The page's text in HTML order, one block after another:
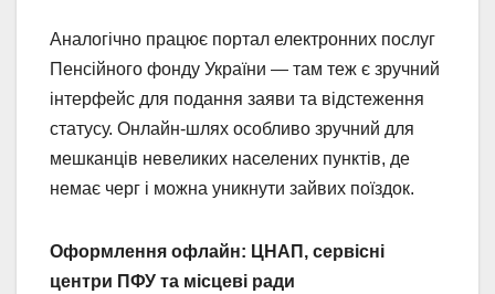
Аналогічно працює портал електронних послуг
Пенсійного фонду України — там теж є зручний
інтерфейс для подання заяви та відстеження
статусу. Онлайн-шлях особливо зручний для
мешканців невеликих населених пунктів, де
немає черг і можна уникнути зайвих поїздок.
Оформлення офлайн: ЦНАП, сервісні
центри ПФУ та місцеві ради